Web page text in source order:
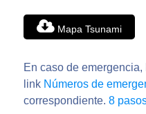
Mapa Tsunami
En caso de
link Números de
correspondiente. 8